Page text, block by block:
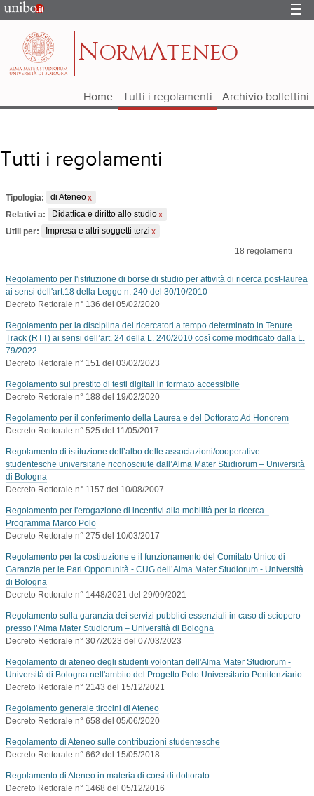
Portale
d'Ateneo
NORMATENEO
Home Tutti i regolamenti Archivio bollettini
Tutti i regolamenti
Tipologia:
di Ateneo
Relativi a:
Didattica e diritto allo studio
Utili per:
Impresa e altri soggetti terzi
18 regolamenti
Regolamento per l'istituzione di borse di studio per attività di ricerca post-laurea
ai sensi dell'art.18 della Legge n. 240 del 30/10/2010
Decreto Rettorale n° 136 del 05/02/2020
Regolamento per la disciplina dei ricercatori a tempo determinato in Tenure
Track (RTT) ai sensi dell’art. 24 della L. 240/2010 così come modificato dalla L.
79/2022
Decreto Rettorale n° 151 del 03/02/2023
Regolamento sul prestito di testi digitali in formato accessibile
Decreto Rettorale n° 188 del 19/02/2020
Regolamento per il conferimento della Laurea e del Dottorato Ad Honorem
Decreto Rettorale n° 525 del 11/05/2017
Regolamento di istituzione dell’albo delle associazioni/cooperative
studentesche universitarie riconosciute dall’Alma Mater Studiorum – Università
di Bologna
Decreto Rettorale n° 1157 del 10/08/2007
Regolamento per l'erogazione di incentivi alla mobilità per la ricerca -
Programma Marco Polo
Decreto Rettorale n° 275 del 10/03/2017
Regolamento per la costituzione e il funzionamento del Comitato Unico di
Garanzia per le Pari Opportunità - CUG dell’Alma Mater Studiorum - Università
di Bologna
Decreto Rettorale n° 1448/2021 del 29/09/2021
Regolamento sulla garanzia dei servizi pubblici essenziali in caso di sciopero
presso l’Alma Mater Studiorum – Università di Bologna
Decreto Rettorale n° 307/2023 del 07/03/2023
Regolamento di ateneo degli studenti volontari dell'Alma Mater Studiorum -
Università di Bologna nell'ambito del Progetto Polo Universitario Penitenziario
Decreto Rettorale n° 2143 del 15/12/2021
Regolamento generale tirocini di Ateneo
Decreto Rettorale n° 658 del 05/06/2020
Regolamento di Ateneo sulle contribuzioni studentesche
Decreto Rettorale n° 662 del 15/05/2018
Regolamento di Ateneo in materia di corsi di dottorato
Decreto Rettorale n° 1468 del 05/12/2016